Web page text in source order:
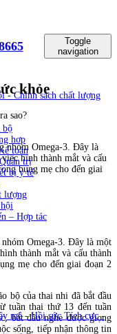
Toggle
navigation
- Chính sách chất lượng
bộ
hơp
toán
trị
bị y tế
lượng
– Hợp tác
mê - Hồi sức Tích cực -
khỏe
sao?
nhóm Omega-3. Đây là
hình thành mắt và cấu
bụng mẹ cho đến giai
Omega-3. Đây là một
thành mắt và cấu thành
mẹ cho đến giai đoạn 2
bộ của thai nhi đã bắt đầu
tuần thai thứ 13 đến tuần
bắt đầu nghe được giọng
sống, tiếp nhận thông tin